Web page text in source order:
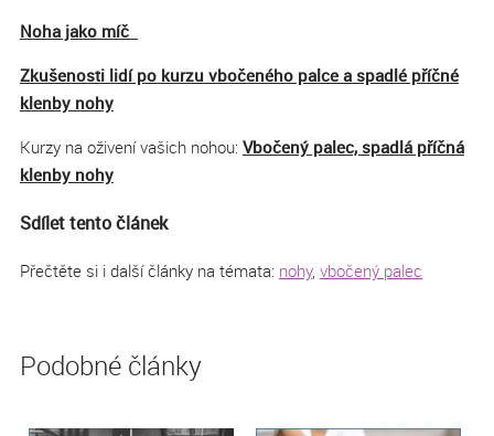
Noha jako míč
Zkušenosti lidí po kurzu vbočeného palce a spadlé příčné
klenby nohy
Kurzy na oživení vašich nohou: Vbočený palec, spadlá příčná
klenby nohy
Sdílet tento článek
Přečtěte si i další články na témata: nohy, vbočený palec
Podobné články